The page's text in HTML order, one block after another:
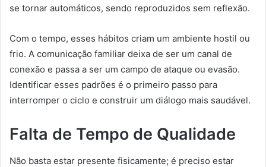
se tornar automáticos, sendo reproduzidos sem reflexão.
Com o tempo, esses hábitos criam um ambiente hostil ou
frio. A comunicação familiar deixa de ser um canal de
conexão e passa a ser um campo de ataque ou evasão.
Identificar esses padrões é o primeiro passo para
interromper o ciclo e construir um diálogo mais saudável.
Falta de Tempo de Qualidade
Não basta estar presente fisicamente; é preciso estar